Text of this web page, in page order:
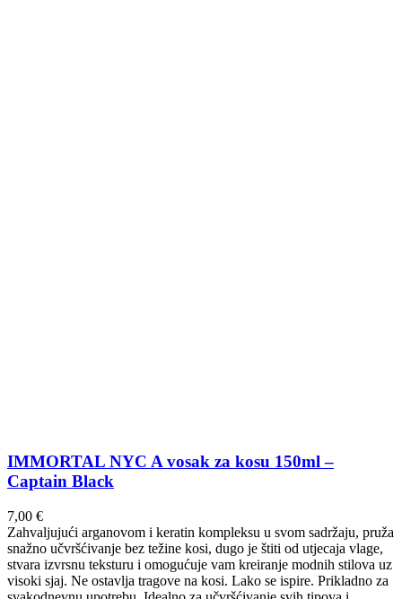
IMMORTAL NYC A vosak za kosu 150ml –
Captain Black
7,00 €
Zahvaljujući arganovom i keratin kompleksu u svom sadržaju, pruža
snažno učvršćivanje bez težine kosi, dugo je štiti od utjecaja vlage,
stvara izvrsnu teksturu i omogućuje vam kreiranje modnih stilova uz
visoki sjaj. Ne ostavlja tragove na kosi. Lako se ispire. Prikladno za